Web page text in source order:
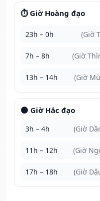
⏱️ Giờ Hoàng đạo
23h – 0h (Giờ
7h – 8h (Giờ
13h – 14h (Giờ
🌑 Giờ Hắc đạo
3h – 4h (Giờ
11h – 12h (Giờ
17h – 18h (Giờ